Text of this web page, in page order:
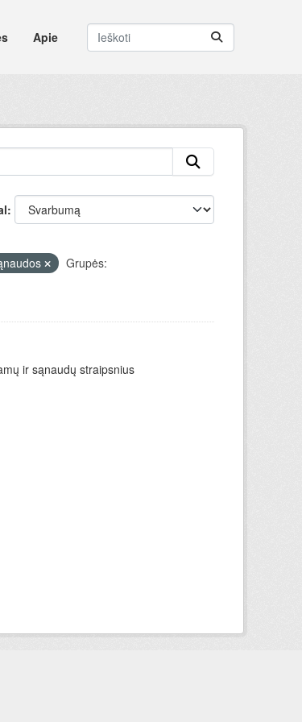
Apie
Grupės:
ir sąnaudų straipsnius